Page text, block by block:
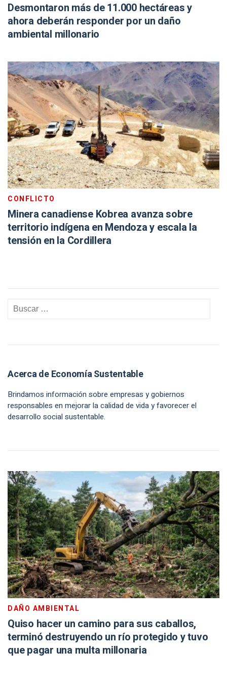
Desmontaron más de 11.000 hectáreas y
ahora deberán responder por un daño
ambiental millonario
CONFLICTO
Minera canadiense Kobrea avanza sobre
territorio indígena en Mendoza y escala la
tensión en la Cordillera
Acerca de Economía Sustentable
Brindamos información sobre empresas y gobiernos
responsables en mejorar la calidad de vida y favorecer el
desarrollo social sustentable.
DAÑO AMBIENTAL
Quiso hacer un camino para sus caballos,
terminó destruyendo un río protegido y tuvo
que pagar una multa millonaria